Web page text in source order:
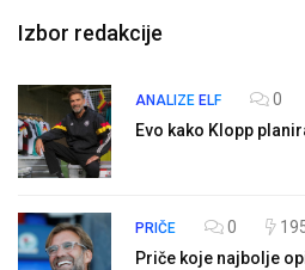
Izbor redakcije
ANALIZE ELF 0
Evo kako Klopp
PRIČE 0
Priče koje najbolje